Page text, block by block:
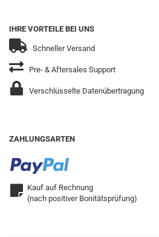
IHRE VORTEILE BEI UNS
Schneller Versand
Pre- & Aftersales Support
Verschlüsselte Datenübertragung
ZAHLUNGSARTEN
Kauf auf Rechnung
(nach positiver Bonitätsprüfung)